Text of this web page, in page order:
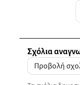
Σχόλια
Προβολή